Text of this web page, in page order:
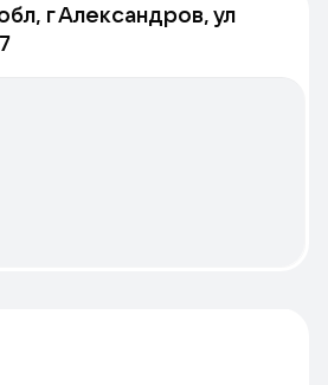
г Александров, ул